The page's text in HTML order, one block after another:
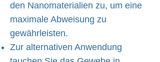
den Nanomaterialien zu, um eine
maximale Abweisung zu
gewährleisten.
Zur alternativen Anwendung